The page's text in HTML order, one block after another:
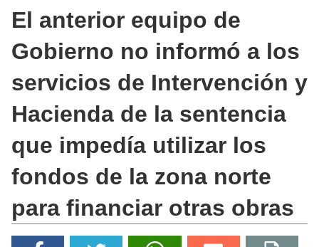
El anterior equipo de
Gobierno no informó a los
servicios de Intervención y
Hacienda de la sentencia
que impedía utilizar los
fondos de la zona norte
para financiar otras obras